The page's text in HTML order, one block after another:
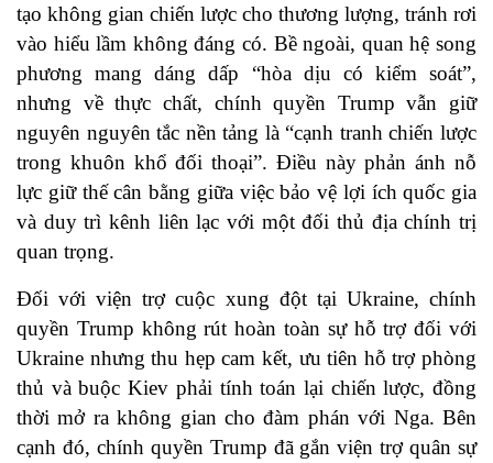
tạo không gian chiến lược cho thương lượng, tránh rơi
vào hiểu lầm không đáng có. Bề ngoài, quan hệ song
phương mang dáng dấp “hòa dịu có kiểm soát”,
nhưng về thực chất, chính quyền Trump vẫn giữ
nguyên nguyên tắc nền tảng là “cạnh tranh chiến lược
trong khuôn khổ đối thoại”. Điều này phản ánh nỗ
lực giữ thế cân bằng giữa việc bảo vệ lợi ích quốc gia
và duy trì kênh liên lạc với một đối thủ địa chính trị
quan trọng.
Đối với viện trợ cuộc xung đột tại Ukraine, chính
quyền Trump không rút hoàn toàn sự hỗ trợ đối với
Ukraine nhưng thu hẹp cam kết, ưu tiên hỗ trợ phòng
thủ và buộc Kiev phải tính toán lại chiến lược, đồng
thời mở ra không gian cho đàm phán với Nga. Bên
cạnh đó, chính quyền Trump đã gắn viện trợ quân sự